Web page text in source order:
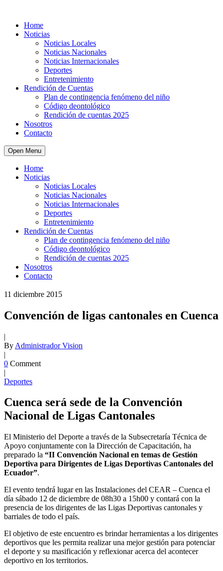
Home
Noticias
Noticias Locales
Noticias Nacionales
Noticias Internacionales
Deportes
Entretenimiento
Rendición de Cuentas
Plan de contingencia fenómeno del niño
Código deontológico
Rendición de cuentas 2025
Nosotros
Contacto
Open Menu
Home
Noticias
Noticias Locales
Noticias Nacionales
Noticias Internacionales
Deportes
Entretenimiento
Rendición de Cuentas
Plan de contingencia fenómeno del niño
Código deontológico
Rendición de cuentas 2025
Nosotros
Contacto
11 diciembre 2015
Convención de ligas cantonales en Cuenca
|
By Administrador Vision
|
0 Comment
|
Deportes
Cuenca será sede de la Convención
Nacional de Ligas Cantonales
El Ministerio del Deporte a través de la Subsecretaría Técnica de
Apoyo conjuntamente con la Dirección de Capacitación, ha
preparado la “II Convención Nacional en temas de Gestión
Deportiva para Dirigentes de Ligas Deportivas Cantonales del
Ecuador”.
El evento tendrá lugar en las Instalaciones del CEAR – Cuenca el
día sábado 12 de diciembre de 08h30 a 15h00 y contará con la
presencia de los dirigentes de las Ligas Deportivas cantonales y
barriales de todo el país.
El objetivo de este encuentro es brindar herramientas a los dirigentes
deportivos que les permita realizar una mejor gestión para potenciar
el deporte y su masificación y reflexionar acerca del acontecer
deportivo en los territorios.